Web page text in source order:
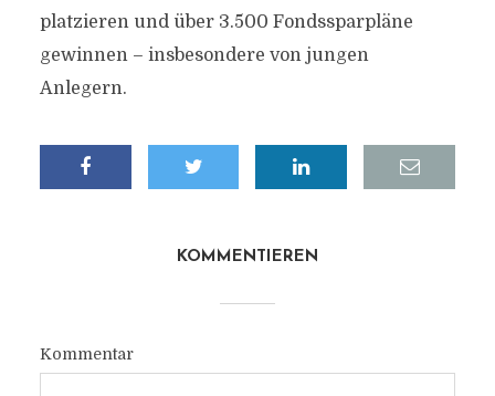
platzieren und über 3.500 Fondssparpläne
gewinnen – insbesondere von jungen
Anlegern.
KOMMENTIEREN
Kommentar